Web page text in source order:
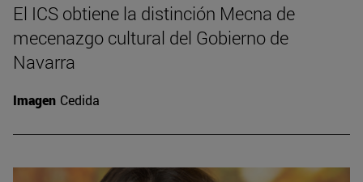
El ICS obtiene la distinción Mecna de
mecenazgo cultural del Gobierno de
Navarra
Imagen Cedida